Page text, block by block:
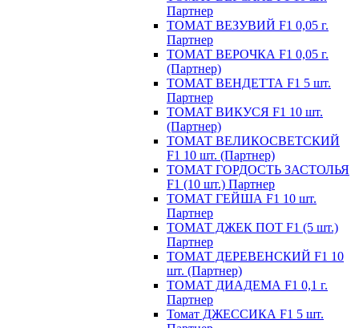
Партнер
ТОМАТ ВЕЗУВИЙ F1 0,05 г.
Партнер
ТОМАТ ВЕРОЧКА F1 0,05 г.
(Партнер)
ТОМАТ ВЕНДЕТТА F1 5 шт.
Партнер
ТОМАТ ВИКУСЯ F1 10 шт.
(Партнер)
ТОМАТ ВЕЛИКОСВЕТСКИЙ
F1 10 шт. (Партнер)
ТОМАТ ГОРДОСТЬ ЗАСТОЛЬЯ
F1 (10 шт.) Партнер
ТОМАТ ГЕЙША F1 10 шт.
Партнер
ТОМАТ ДЖЕК ПОТ F1 (5 шт.)
Партнер
ТОМАТ ДЕРЕВЕНСКИЙ F1 10
шт. (Партнер)
ТОМАТ ДИАДЕМА F1 0,1 г.
Партнер
Томат ДЖЕССИКА F1 5 шт.